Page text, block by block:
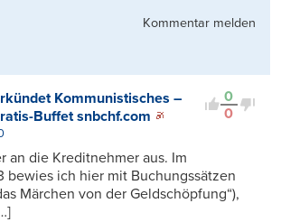
Kommentar melden
0
0
Kommunistisches –
Buffet snbchf.com
an die Kreditnehmer aus. Im
bewies ich hier mit Buchungssätzen
Märchen von der Geldschöpfung“),